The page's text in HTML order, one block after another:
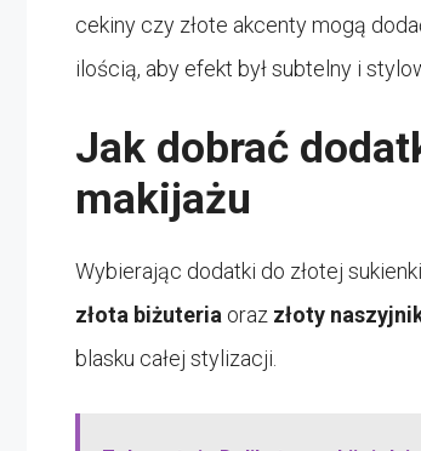
cekiny czy złote akcenty mogą
ilością, aby efekt był subtelny i
Jak dobrać
makijażu
Wybierając dodatki do złotej
złota biżuteria oraz złoty
blasku całej stylizacji.